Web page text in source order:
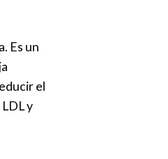
Es un
el
y